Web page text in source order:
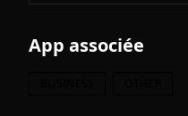
App associée